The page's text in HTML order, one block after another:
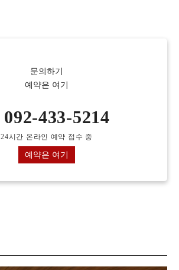
문의하기
예약은 여기
092-433-5214
24시간 온라인 예약 접수 중
예약은 여기